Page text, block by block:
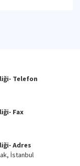
Telefon
Fax
Adres
İstanbul